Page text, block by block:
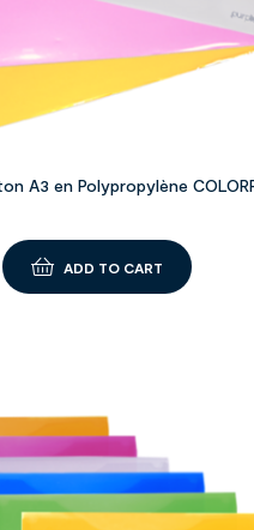
A3 en Polypropylène
ADD TO CART